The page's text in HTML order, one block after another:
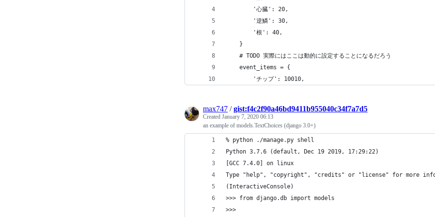
        '心臓': 20,
        '逆鱗': 30,
        '根': 40,
    }
    # TODO 実際にはここは動的に設定することになるだろう
    event_items = {
        'チップ': 10010,
max747 /gist:f4c2f90a46bd9411b955040c34f7a7d5
Created January 7, 2020 06:13
an example of models.TextChoices (django 3.0+)
% python ./manage.py shell
Python 3.7.6 (default, Dec 19 2019, 17:29:22)
[GCC 7.4.0] on linux
Type "help", "copyright", "credits" or "license" for more
(InteractiveConsole)
>>> from django.db import models
>>>